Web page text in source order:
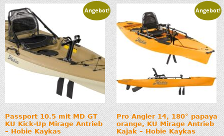
Angebot!
Passport 10.5 mit MD GT
KU Kick-Up Mirage Antrieb
– Hobie Kaykas
Angebot!
Pro Angler 14, 180° papaya
orange, KU Mirage Antrieb
Kajak – Hobie Kaykas